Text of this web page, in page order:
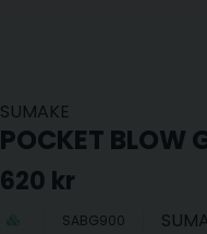
SUMAKE
POCKET BLOW
620 kr
SABG900